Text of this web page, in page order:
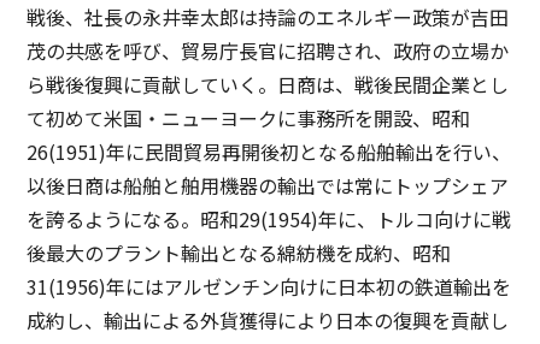
戦後、社長の永井幸太郎は持論のエネルギー政策が吉田
茂の共感を呼び、貿易庁長官に招聘され、政府の立場か
ら戦後復興に貢献していく。日商は、戦後民間企業とし
て初めて米国・ニューヨークに事務所を開設、昭和
26(1951)年に民間貿易再開後初となる船舶輸出を行い、
以後日商は船舶と舶用機器の輸出では常にトップシェア
を誇るようになる。昭和29(1954)年に、トルコ向けに戦
後最大のプラント輸出となる綿紡機を成約、昭和
31(1956)年にはアルゼンチン向けに日本初の鉄道輸出を
成約し、輸出による外貨獲得により日本の復興を貢献し